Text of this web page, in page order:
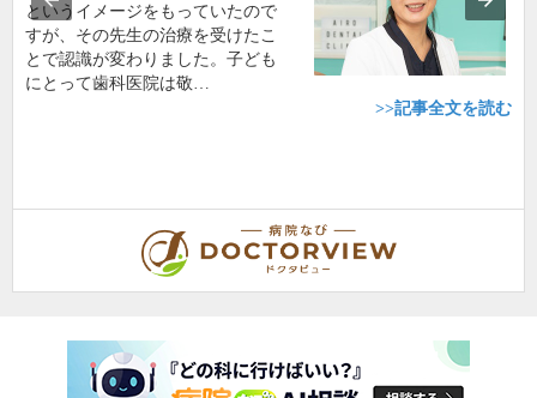
というイメージをもっていたので
すが、その先生の治療を受けたこ
とで認識が変わりました。子ども
にとって歯科医院は敬…
>>記事全文を読む